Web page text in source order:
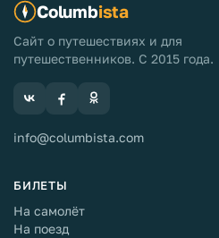
Columbista
Сайт о путешествиях и для
путешественников. С 2015 года.
info@columbista.com
БИЛЕТЫ
На самолёт
На поезд